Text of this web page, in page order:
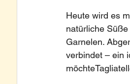
Heute wird es
natürliche
Garnelen.
verbindet – ein